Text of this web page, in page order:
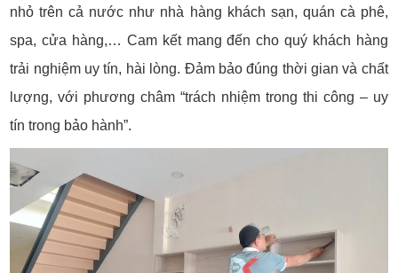
nhỏ trên cả nước như nhà hàng khách sạn, quán cà phê,
spa, cửa hàng,… Cam kết mang đến cho quý khách hàng
trải nghiệm uy tín, hài lòng. Đảm bảo đúng thời gian và chất
lượng, với phương châm “trách nhiệm trong thi công – uy
tín trong bảo hành”.